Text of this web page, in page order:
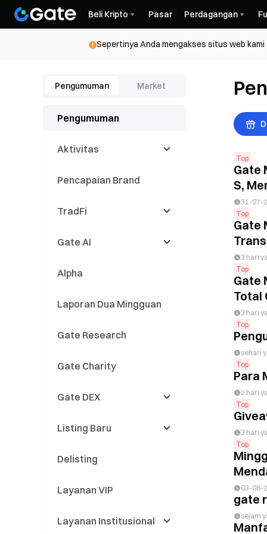
Beli Kripto Pasar Perdagangan
Sepertinya Anda mengakses situs web
Pengumuman Market
Pengumuman
Aktivitas
Latest Events
Kompetisi
Acara Copy Trading
Event GT
Spot / Futures
Event Contracts
Pencapaian Brand
TradFi
CFD
Stocks
Stock Split / Reverse
Distribusi Dividen
Pembaruan Produk
Kampanye Saham
Gate AI
Gate AI
Gate AI Bot
GateClaw
Gate for AI Agent
GateRouter
Alpha
Laporan Dua Mingguan
Gate Research
Gate Charity
Gate DEX
Event DEX
Swap
Listing Spot
Event Spot
Listing Baru
Listing Baru
Listing Spot Baru
Listing Futures Baru
Delisting
Layanan VIP
Layanan Institusional
Top
Gate
S,
31-07-
Top
Gate
3 hari
Top
Gate
Total
3 hari
Top
sehari
Top
Para
2 hari
Top
3 hari
Top
03-08-
gate
sejam